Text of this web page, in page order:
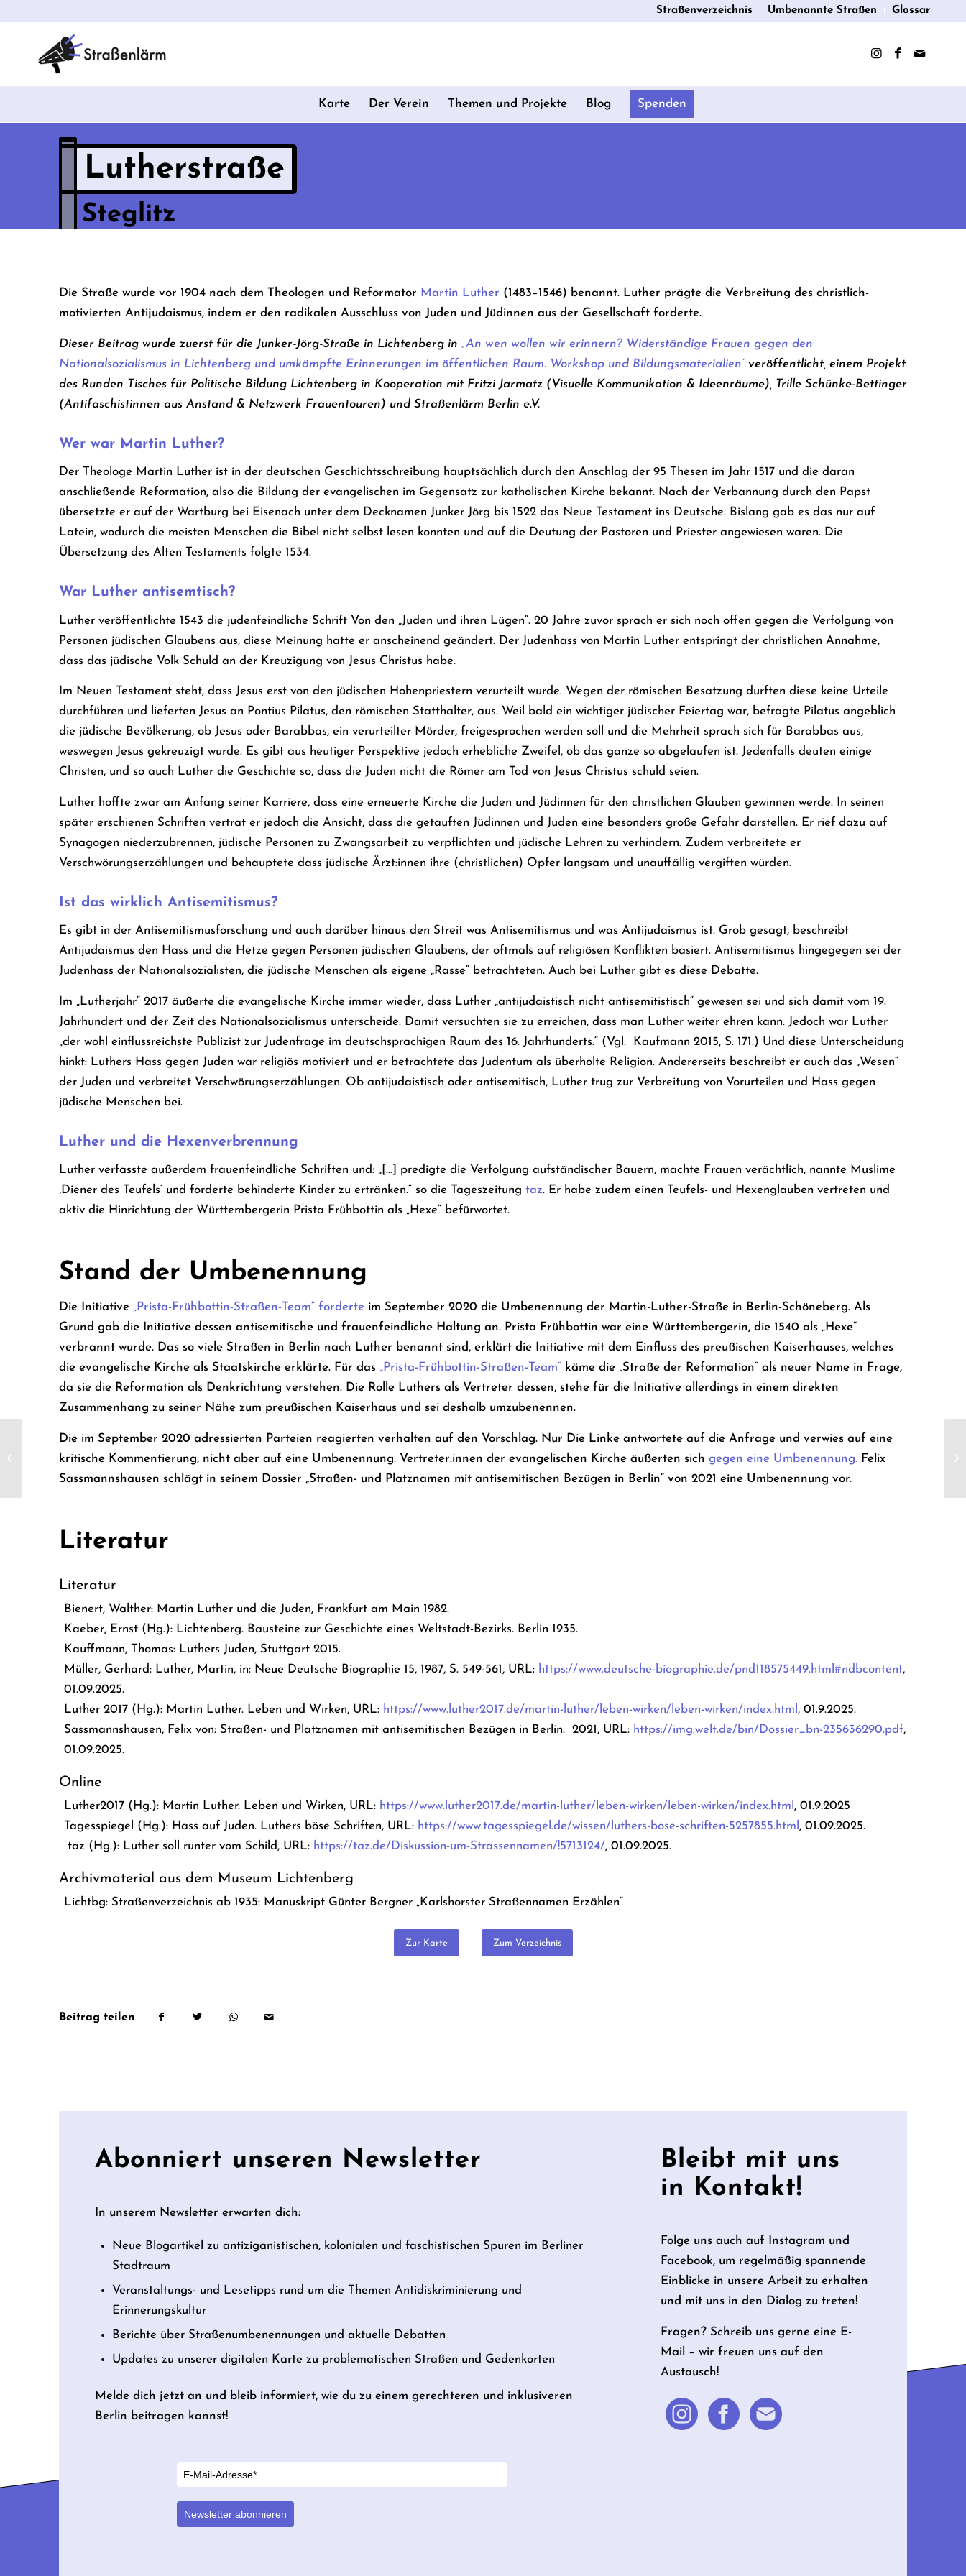
Straßenverzeichnis Umbenannte Straßen Glossar
Karte Der Verein Themen und Projekte Blog Spenden
Lutherstraße
Steglitz
Die Straße wurde vor 1904 nach dem Theologen und Reformator Martin Luther (1483–1546) benannt. Luther prägte die Verbreitung des christlich-
motivierten Antijudaismus, indem er den radikalen Ausschluss von Juden und Jüdinnen aus der Gesellschaft forderte.
Dieser Beitrag wurde zuerst für die Junker-Jörg-Straße in Lichtenberg in „An wen wollen wir erinnern? Widerständige Frauen gegen den
Nationalsozialismus in Lichtenberg und umkämpfte Erinnerungen im öffentlichen Raum. Workshop und Bildungsmaterialien“veröffentlicht, einem Projekt
des Runden Tisches für Politische Bildung Lichtenberg in Kooperation mit Fritzi Jarmatz (Visuelle Kommunikation & Ideenräume), Trille Schünke-Bettinger
(Antifaschistinnen aus Anstand & Netzwerk Frauentouren) und Straßenlärm Berlin e.V.
Wer war Martin Luther?
Der Theologe Martin Luther ist in der deutschen Geschichtsschreibung hauptsächlich durch den Anschlag der 95 Thesen im Jahr 1517 und die daran
anschließende Reformation, also die Bildung der evangelischen im Gegensatz zur katholischen Kirche bekannt. Nach der Verbannung durch den Papst
übersetzte er auf der Wartburg bei Eisenach unter dem Decknamen Junker Jörg bis 1522 das Neue Testament ins Deutsche. Bislang gab es das nur auf
Latein, wodurch die meisten Menschen die Bibel nicht selbst lesen konnten und auf die Deutung der Pastoren und Priester angewiesen waren. Die
Übersetzung des Alten Testaments folgte 1534.
War Luther antisemtisch?
Luther veröffentlichte 1543 die judenfeindliche Schrift Von den „Juden und ihren Lügen“. 20 Jahre zuvor sprach er sich noch offen gegen die Verfolgung von
Personen jüdischen Glaubens aus, diese Meinung hatte er anscheinend geändert. Der Judenhass von Martin Luther entspringt der christlichen Annahme,
dass das jüdische Volk Schuld an der Kreuzigung von Jesus Christus habe.
Im Neuen Testament steht, dass Jesus erst von den jüdischen Hohenpriestern verurteilt wurde. Wegen der römischen Besatzung durften diese keine Urteile
durchführen und lieferten Jesus an Pontius Pilatus, den römischen Statthalter, aus. Weil bald ein wichtiger jüdischer Feiertag war, befragte Pilatus angeblich
die jüdische Bevölkerung, ob Jesus oder Barabbas, ein verurteilter Mörder, freigesprochen werden soll und die Mehrheit sprach sich für Barabbas aus,
weswegen Jesus gekreuzigt wurde. Es gibt aus heutiger Perspektive jedoch erhebliche Zweifel, ob das ganze so abgelaufen ist. Jedenfalls deuten einige
Christen, und so auch Luther die Geschichte so, dass die Juden nicht die Römer am Tod von Jesus Christus schuld seien.
Luther hoffte zwar am Anfang seiner Karriere, dass eine erneuerte Kirche die Juden und Jüdinnen für den christlichen Glauben gewinnen werde. In seinen
später erschienen Schriften vertrat er jedoch die Ansicht, dass die getauften Jüdinnen und Juden eine besonders große Gefahr darstellen. Er rief dazu auf
Synagogen niederzubrennen, jüdische Personen zu Zwangsarbeit zu verpflichten und jüdische Lehren zu verhindern. Zudem verbreitete er
Verschwörungserzählungen und behauptete dass jüdische Ärzt:innen ihre (christlichen) Opfer langsam und unauffällig vergiften würden.
Ist das wirklich Antisemitismus?
Es gibt in der Antisemitismusforschung und auch darüber hinaus den Streit was Antisemitismus und was Antijudaismus ist. Grob gesagt, beschreibt
Antijudaismus den Hass und die Hetze gegen Personen jüdischen Glaubens, der oftmals auf religiösen Konflikten basiert. Antisemitismus hingegegen sei der
Judenhass der Nationalsozialisten, die jüdische Menschen als eigene „Rasse“ betrachteten. Auch bei Luther gibt es diese Debatte.
Im „Lutherjahr“ 2017 äußerte die evangelische Kirche immer wieder, dass Luther „antijudaistisch nicht antisemitistisch“ gewesen sei und sich damit vom 19.
Jahrhundert und der Zeit des Nationalsozialismus unterscheide. Damit versuchten sie zu erreichen, dass man Luther weiter ehren kann. Jedoch war Luther
„der wohl einflussreichste Publizist zur Judenfrage im deutschsprachigen Raum des 16. Jahrhunderts.“ (Vgl. Kaufmann 2015, S. 171.) Und diese Unterscheidung
hinkt: Luthers Hass gegen Juden war religiös motiviert und er betrachtete das Judentum als überholte Religion. Andererseits beschreibt er auch das „Wesen“
der Juden und verbreitet Verschwörungserzählungen. Ob antijudaistisch oder antisemitisch, Luther trug zur Verbreitung von Vorurteilen und Hass gegen
jüdische Menschen bei.
Luther und die Hexenverbrennung
Luther verfasste außerdem frauenfeindliche Schriften und: „[…] predigte die Verfolgung aufständischer Bauern, machte Frauen verächtlich, nannte Muslime
‚Diener des Teufels‘ und forderte behinderte Kinder zu ertränken.“ so die Tageszeitung taz. Er habe zudem einen Teufels- und Hexenglauben vertreten und
aktiv die Hinrichtung der Württembergerin Prista Frühbottin als „Hexe“ befürwortet.
Stand der Umbenennung
Die Initiative „Prista-Frühbottin-Straßen-Team“ forderte im September 2020 die Umbenennung der Martin-Luther-Straße in Berlin-Schöneberg. Als
Grund gab die Initiative dessen antisemitische und frauenfeindliche Haltung an. Prista Frühbottin war eine Württembergerin, die 1540 als „Hexe“
verbrannt wurde. Das so viele Straßen in Berlin nach Luther benannt sind, erklärt die Initiative mit dem Einfluss des preußischen Kaiserhauses, welches
die evangelische Kirche als Staatskirche erklärte. Für das „Prista-Frühbottin-Straßen-Team“ käme die „Straße der Reformation“ als neuer Name in Frage,
da sie die Reformation als Denkrichtung verstehen. Die Rolle Luthers als Vertreter dessen, stehe für die Initiative allerdings in einem direkten
Zusammenhang zu seiner Nähe zum preußischen Kaiserhaus und sei deshalb umzubenennen.
Die im September 2020 adressierten Parteien reagierten verhalten auf den Vorschlag. Nur Die Linke antwortete auf die Anfrage und verwies auf eine
kritische Kommentierung, nicht aber auf eine Umbenennung. Vertreter:innen der evangelischen Kirche äußerten sich gegen eine Umbenennung. Felix
Sassmannshausen schlägt in seinem Dossier „Straßen- und Platznamen mit antisemitischen Bezügen in Berlin“ von 2021 eine Umbenennung vor.
Literatur
Literatur
Bienert, Walther: Martin Luther und die Juden, Frankfurt am Main 1982.
Kaeber, Ernst (Hg.): Lichtenberg. Bausteine zur Geschichte eines Weltstadt-Bezirks. Berlin 1935.
Kauffmann, Thomas: Luthers Juden, Stuttgart 2015.
Müller, Gerhard: Luther, Martin, in: Neue Deutsche Biographie 15, 1987, S. 549-561, URL: https://www.deutsche-biographie.de/pnd118575449.html#ndbcontent,
01.09.2025.
Luther 2017 (Hg.): Martin Luther. Leben und Wirken, URL: https://www.luther2017.de/martin-luther/leben-wirken/leben-wirken/index.html , 01.9.2025.
Sassmannshausen, Felix von: Straßen- und Platznamen mit antisemitischen Bezügen in Berlin. 2021, URL: https://img.welt.de/bin/Dossier_bn-235636290.pdf,
01.09.2025.
Online
Luther2017 (Hg.): Martin Luther. Leben und Wirken, URL: https://www.luther2017.de/martin-luther/leben-wirken/leben-wirken/index.html , 01.9.2025
Tagesspiegel (Hg.): Hass auf Juden. Luthers böse Schriften, URL: https://www.tagesspiegel.de/wissen/luthers-bose-schriften-5257855.html , 01.09.2025.
taz (Hg.): Luther soll runter vom Schild, URL: https://taz.de/Diskussion-um-Strassennamen/!5713124/, 01.09.2025.
Archivmaterial aus dem Museum Lichtenberg
Lichtbg: Straßenverzeichnis ab 1935: Manuskript Günter Bergner „Karlshorster Straßennamen Erzählen“
Zur Karte Zum Verzeichnis
Beitrag teilen
Abonniert unseren Newsletter
In unserem Newsletter erwarten dich:
Neue Blogartikel zu antiziganistischen, kolonialen und faschistischen Spuren im Berliner
Stadtraum
Veranstaltungs- und Lesetipps rund um die Themen Antidiskriminierung und
Erinnerungskultur
Berichte über Straßenumbenennungen und aktuelle Debatten
Updates zu unserer digitalen Karte zu problematischen Straßen und Gedenkorten
Melde dich jetzt an und bleib informiert, wie du zu einem gerechteren und inklusiveren
Berlin beitragen kannst!
Newsletter abonnieren
Bleibt mit uns
in Kontakt!
Folge uns auch auf Instagram und
Facebook, um regelmäßig spannende
Einblicke in unsere Arbeit zu erhalten
und mit uns in den Dialog zu treten!
Fragen? Schreib uns gerne eine E-
Mail – wir freuen uns auf den
Austausch!
Cicerostraße